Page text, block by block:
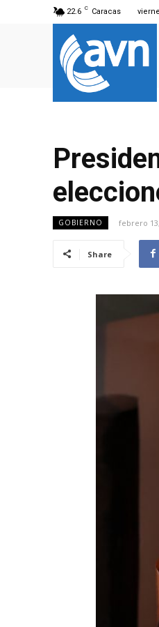
22.6 C Caracas
GOBIERNO febrero
Share